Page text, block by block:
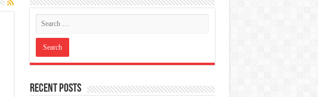
Recent Posts